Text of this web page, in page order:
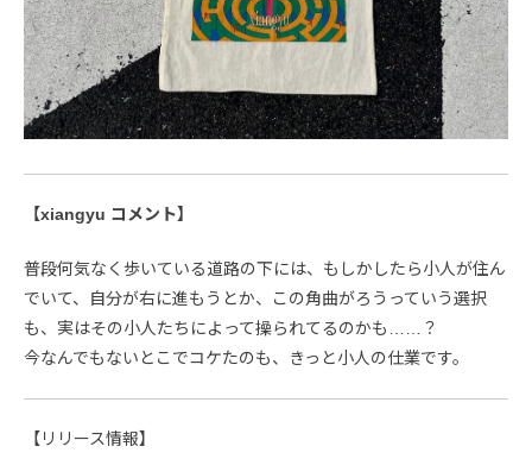
【xiangyu コメント】
普段何気なく歩いている道路の下には、もしかしたら小人が住ん
でいて、自分が右に進もうとか、この角曲がろうっていう選択
も、実はその小人たちによって操られてるのかも……？
今なんでもないとこでコケたのも、きっと小人の仕業です。
【リリース情報】